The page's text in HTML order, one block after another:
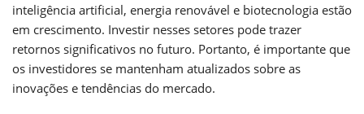
inteligência artificial, energia renovável e biotecnologia estão
em crescimento. Investir nesses setores pode trazer
retornos significativos no futuro. Portanto, é importante que
os investidores se mantenham atualizados sobre as
inovações e tendências do mercado.